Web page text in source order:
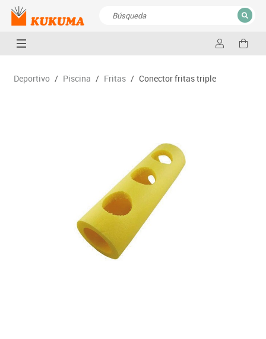
CERRAR
Deportivo / Piscina / Fritas / Conector fritas triple